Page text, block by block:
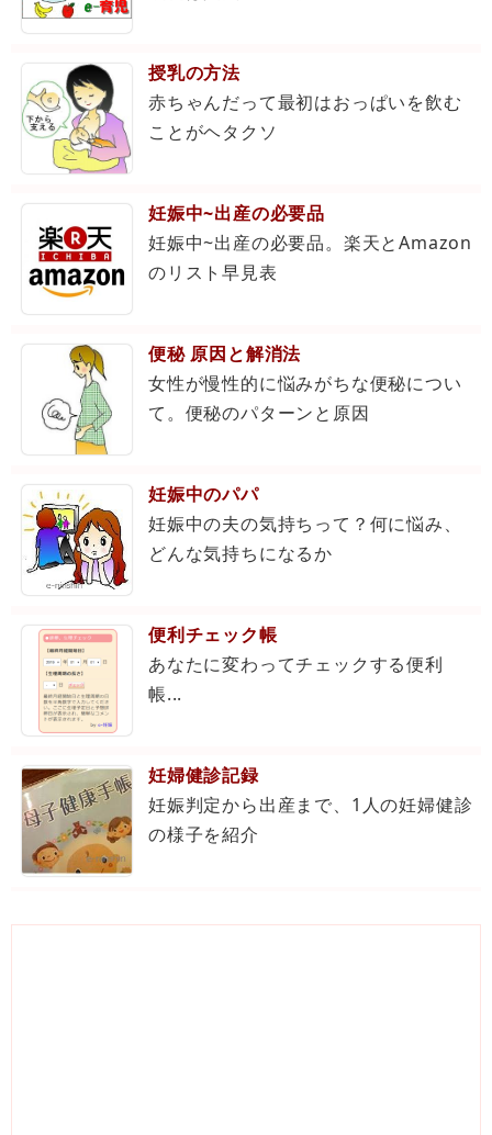
授乳の方法
赤ちゃんだって最初はおっぱいを飲む
ことがヘタクソ
妊娠中~出産の必要品
妊娠中~出産の必要品。楽天とAmazon
のリスト早見表
便秘 原因と解消法
女性が慢性的に悩みがちな便秘につい
て。便秘のパターンと原因
妊娠中のパパ
妊娠中の夫の気持ちって？何に悩み、
どんな気持ちになるか
便利チェック帳
あなたに変わってチェックする便利
帳...
妊婦健診記録
妊娠判定から出産まで、1人の妊婦健診
の様子を紹介